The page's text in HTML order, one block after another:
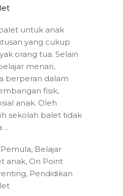
untuk anak
yang cukup
orang tua. Selain
menari,
berperan dalam
fisik,
anak. Oleh
sekolah balet tidak
, Belajar
anak, On Point
, Pendidikan